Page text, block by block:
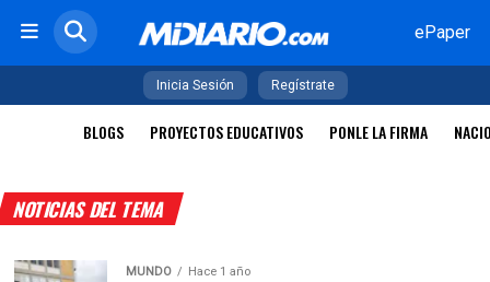
ePaper
Inicia Sesión Regístrate
BLOGS PROYECTOS EDUCATIVOS PONLE LA FIRMA
NOTICIAS DEL TEMA
MUNDO Hace 1 año